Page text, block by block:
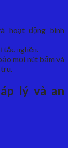
hoạt động bình
tắc nghẽn.
mọi nút bấm và
lý và an